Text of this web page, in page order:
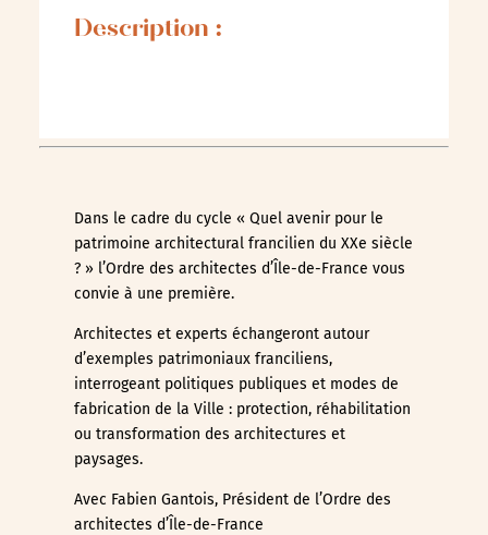
Description :
Dans le cadre du cycle « Quel avenir pour le
patrimoine architectural francilien du XXe siècle
? » l’Ordre des architectes d’Île-de-France vous
convie à une première.
Architectes et experts échangeront autour
d’exemples patrimoniaux franciliens,
interrogeant politiques publiques et modes de
fabrication de la Ville : protection, réhabilitation
ou transformation des architectures et
paysages.
Avec Fabien Gantois, Président de l’Ordre des
architectes d’Île-de-France